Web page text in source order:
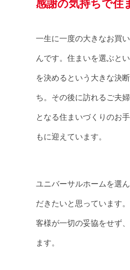
感謝の気持ちで住
一生に一度の大きなお買
んです。住まいを選ぶと
を決めるという大きな決
ち。その後に訪れるご夫
となる住まいづくりのお
もに迎えています。
ユニバーサルホームを選
だきたいと思っています
客様が一切の妥協をせず
ます。